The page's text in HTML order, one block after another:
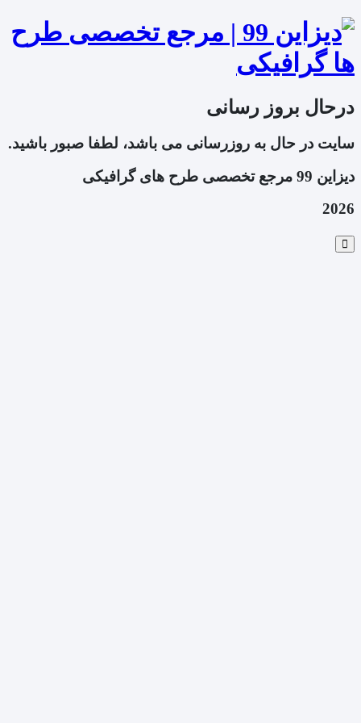
درحال بروز رسانی
سایت در حال به روزرسانی می باشد، لطفا صبور باشید.
دیزاین 99 مرجع تخصصی طرح های گرافیکی
2026